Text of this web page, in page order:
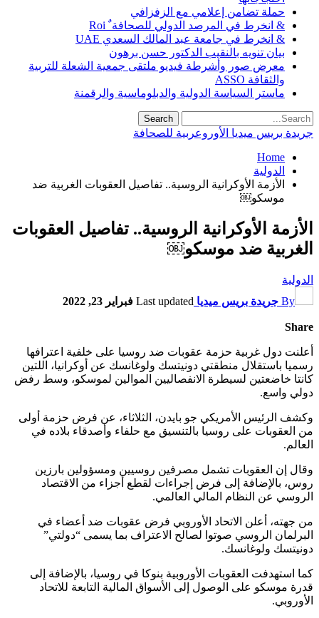
حملة تضامن إعلامي مع الزفزافي
& انخرط في المرصد الدولي للصحافة ٌ Roi
& انخرط في جامعة عبد المالك السعدي UAE
بيان تنويه بالنقيب الدكتور حسن برهون
معرض صور وأشرطة فيديو ملتقى جمعية الشعلة للتربية
والثقافة ASSO
ماستر السياسة الدولية والدبلوماسية والرقمنة
جريدة بريس ميديا الأوروعربية للصحافة
Home
الدولية
الأزمة الأوكرانية الروسية.. تفاصيل العقوبات الغربية ضد
موسكو￼
الأزمة الأوكرانية الروسية.. تفاصيل العقوبات
الغربية ضد موسكو￼
الدولية
By جريدة بريس ميديا Last updated فبراير 23, 2022
Share
أعلنت دول غربية حزمة عقوبات ضد روسيا على خلفية اعترافها
رسميا باستقلال منطقتي دونيتسك ولوغانسك عن أوكرانيا، اللتين
كانتا خاضعتين لسيطرة الانفصاليين الموالين لموسكو، وسط رفض
دولي واسع.
وكشف الرئيس الأمريكي جو بايدن، الثلاثاء، عن فرض حزمة أولى
من العقوبات على روسيا بالتنسيق مع حلفاء وأصدقاء بلاده في
العالم.
وقال إن العقوبات تشمل مصرفين روسيين ومسؤولين بارزين
روس، بالإضافة إلى فرض إجراءات لقطع أجزاء من الاقتصاد
الروسي عن النظام المالي العالمي.
من جهته، أعلن الاتحاد الأوروبي فرض عقوبات ضد أعضاء في
البرلمان الروسي صوتوا لصالح الاعتراف بما يسمى “دولتي”
دونيتسك ولوغانسك.
كما استهدفت العقوبات الأوروبية بنوكا في روسيا، بالإضافة إلى
قدرة موسكو على الوصول إلى الأسواق المالية التابعة للاتحاد
الأوروبي.